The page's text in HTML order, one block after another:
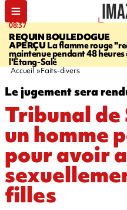
08:37
REQUIN BOULEDOGUE
APERÇU La flamme rouge
maintenue pendant 48 heures
l'Étang-Salé
Accueil Faits-divers
Le jugement sera
Tribunal
un homme
pour avoir
filles